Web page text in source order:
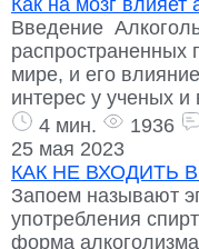
Введение
распространенных
мире, и его
интерес у ученых
4 мин.
1936
25 мая 2023
КАК НЕ ВХОДИТЬ
Запоем называют
употребления
форма